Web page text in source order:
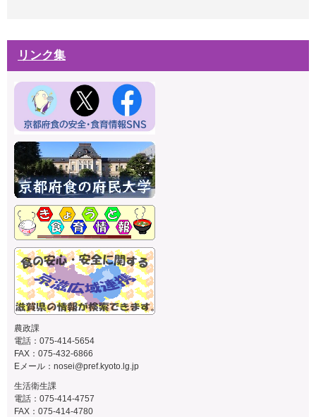
リンク集
農政課
電話：075-414-5654
FAX：075-432-6866
Eメール： nosei@pref.kyoto.lg.jp
生活衛生課
電話：075-414-4757
FAX：075-414-4780